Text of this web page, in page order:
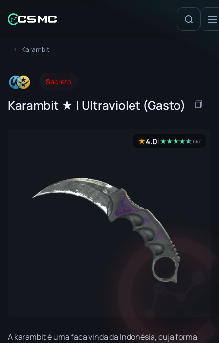
Karambit
Secreto
Karambit ★ | Ultraviolet (Gasto)
★4.0 ★★★★★
☆667
A karambit é uma faca vinda da Indonésia, cuja forma